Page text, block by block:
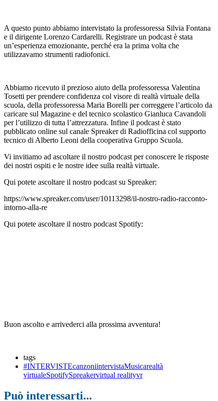
A questo punto abbiamo intervistato la professoressa Silvia Fontana
e il dirigente Lorenzo Cardarelli. Registrare un podcast è stata
un’esperienza emozionante, perché era la prima volta che
utilizzavamo strumenti radiofonici.
Abbiamo ricevuto il prezioso aiuto della professoressa Valentina
Tosetti per prendere confidenza col visore di realtà virtuale della
scuola, della professoressa Maria Borelli per correggere l’articolo da
caricare sul Magazine e del tecnico scolastico Gianluca Cavandoli
per l’utilizzo di tutta l’attrezzatura. Infine il podcast è stato
pubblicato online sul canale Spreaker di Radiofficina col supporto
tecnico di Alberto Leoni della cooperativa Gruppo Scuola.
Vi invitiamo ad ascoltare il nostro podcast per conoscere le risposte
dei nostri ospiti e le nostre idee sulla realtà virtuale.
Qui potete ascoltare il nostro podcast su Spreaker:
https://www.spreaker.com/user/10113298/il-nostro-radio-racconto-
intorno-alla-re
Qui potete ascoltare il nostro podcast Spotify:
Buon ascolto e arrivederci alla prossima avventura!
tags
#INTERVISTEcanzoniintervistaMusicarealtà
virtualeSpotifySpreakervirtual realityvr
Può interessarti...